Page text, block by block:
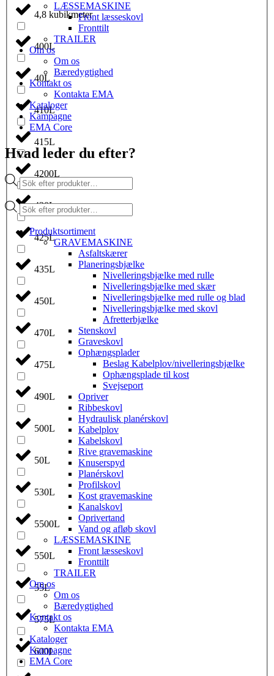
4,8 kubikmeter
400L
40L
410L
415L
4200L
420L
425L
435L
450L
470L
475L
490L
500L
50L
530L
5500L
550L
55L
575L
600L
LÆSSEMASKINE
Front læsseskovl
Fronttilt
TRAILER
Om os
Om os
Bæredygtighed
Kontakt os
Kontakta EMA
Kataloger
Kampagne
EMA Core
Hvad leder du efter?
Products
search
Products
search
Produktsortiment
GRAVEMASKINE
Asfaltskærer
Planeringsbjælke
Nivelleringsbjælke med rulle
Nivelleringsbjælke med skær
Nivelleringsbjælke med rulle og blad
Nivelleringsbjælke med skovl
Afretterbjælke
Stenskovl
Graveskovl
Ophængsplader
Beslag Kabelplov/nivelleringsbjælke
Ophængsplade til kost
Svejseport
Opriver
Ribbeskovl
Hydraulisk planérskovl
Kabelplov
Kabelskovl
Rive gravemaskine
Knuserspyd
Planérskovl
Profilskovl
Kost gravemaskine
Kanalskovl
Oprivertand
Vand og afløb skovl
LÆSSEMASKINE
Front læsseskovl
Fronttilt
TRAILER
Om os
Om os
Bæredygtighed
Kontakt os
Kontakta EMA
Kataloger
Kampagne
EMA Core